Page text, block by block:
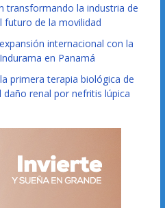
transformando la industria de
futuro de la movilidad
internacional con la
en Panamá
primera terapia biológica de
renal por nefritis lúpica